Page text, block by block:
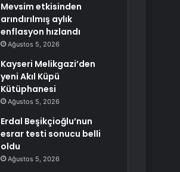
Mevsim etkisinden
arındırılmış aylık
enflasyon hızlandı
Ağustos 5, 2026
Kayseri Melikgazi’den
yeni Akıl Küpü
Kütüphanesi
Ağustos 5, 2026
Erdal Beşikçioğlu’nun
esrar testi sonucu belli
oldu
Ağustos 5, 2026